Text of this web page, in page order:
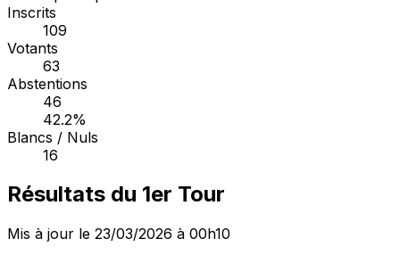
Inscrits
109
Votants
63
Abstentions
46
42.2%
Blancs / Nuls
16
Résultats du 1er Tour
Mis à jour le 23/03/2026 à 00h10